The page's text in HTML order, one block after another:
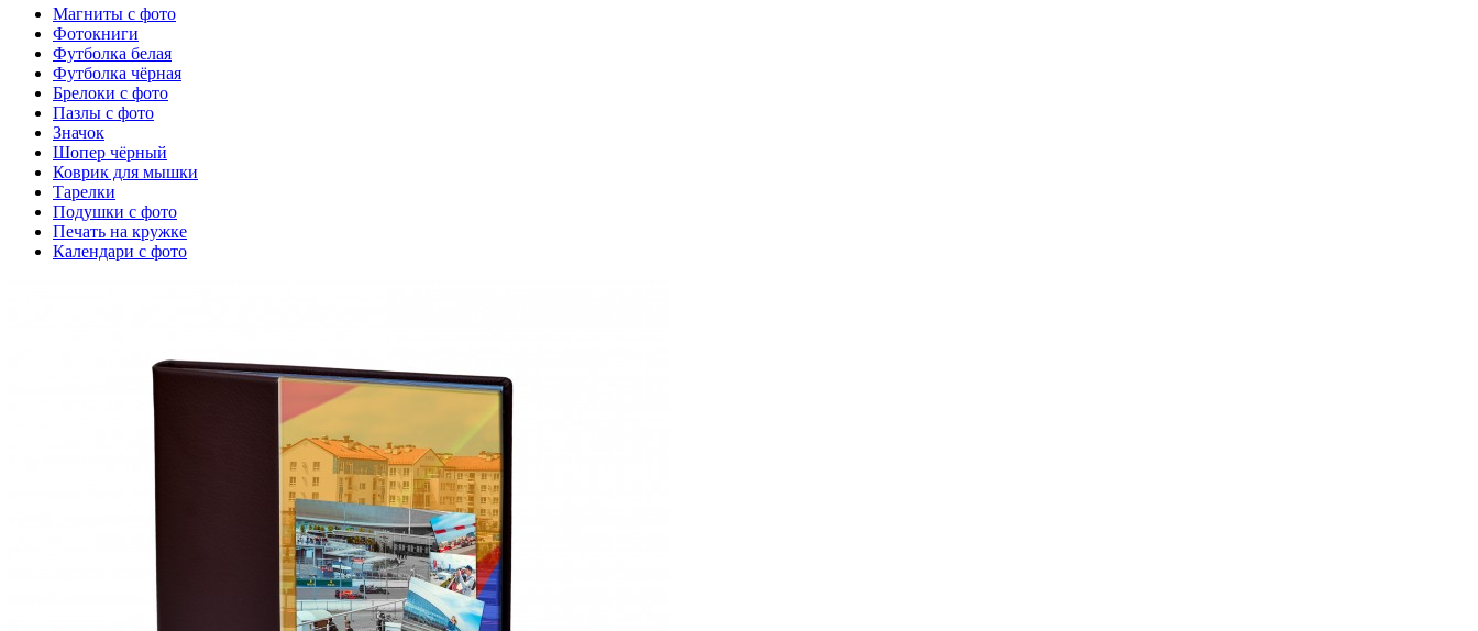
Магниты с фото
Фотокниги
Футболка белая
Футболка чёрная
Брелоки с фото
Пазлы с фото
Значок
Шопер чёрный
Коврик для мышки
Тарелки
Подушки с фото
Печать на кружке
Календари с фото